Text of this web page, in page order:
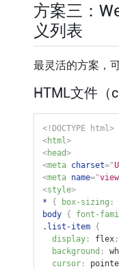
方案三：
义列表
最灵活的方案，
HTML文件（
<! DOCTYPE html >
<html >
<head>
<meta charset="
<meta name="
<style>
*
{ box-sizing :
body
{ font-
.list-item
{
display: flex;
background :
cursor: